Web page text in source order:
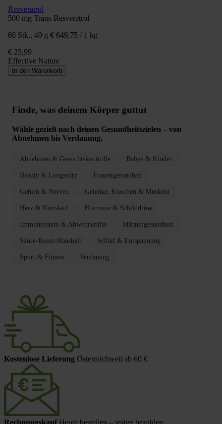
Resveratrol
500 mg Trans-Resveratrol
60 Stk., 40 g € 649,75 / 1 kg
€ 25,99
Effective Nature
In den Warenkorb
Finde, was deinem Körper guttut
Wähle gezielt nach deinen Gesundheitszielen – von
Abnehmen bis Verdauung.
Abnehmen & Gewichtskontrolle Babys & Kinder
Beauty & Longevity Frauengesundheit
Gehirn & Nerven Gelenke, Knochen & Muskeln
Herz & Kreislauf Hormone & Schilddrüse
Immunsystem & Abwehrkräfte Männergesundheit
Säure-Basen-Haushalt Schlaf & Entspannung
Sport & Fitness Verdauung
Kostenlose Lieferung Österreichweit ab 60 €
Rechnungskauf Heute bestellen – später bezahlen